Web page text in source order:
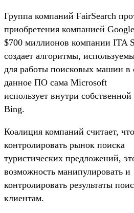
Группа компаний FairSearch
приобретения компанией
$700 миллионов компании ITA
создает алгоритмы,
для работы поисковых машин в
данное ПО сама Microsoft
использует внутри
Bing.
Коалиция компаний считает,
контролировать рынок поиска
туристических предложений,
возможность манипулировать и
контролировать результаты
клиентам.